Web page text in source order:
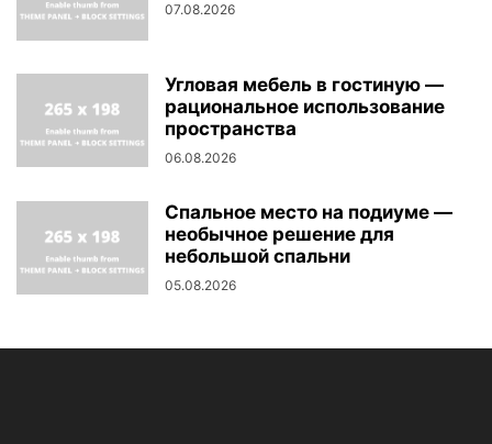
07.08.2026
Угловая мебель в гостиную —
рациональное использование
пространства
06.08.2026
Спальное место на подиуме —
необычное решение для
небольшой спальни
05.08.2026